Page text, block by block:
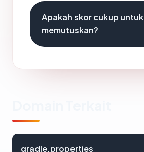
Apakah skor cukup untuk
memutuskan?
gradle.properties